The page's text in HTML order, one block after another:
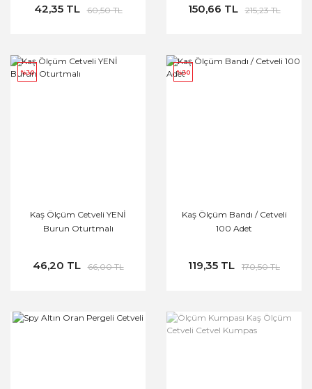
42,35 TL 60,50 TL 150,66 TL 215,23 TL
%30
Kaş Ölçüm Cetveli YENİ
Burun Oturtmalı
46,20 TL 66,00 TL
%30
Kaş Ölçüm Bandı / Cetveli
100 Adet
119,35 TL 170,50 TL